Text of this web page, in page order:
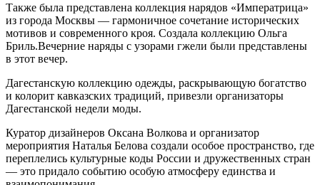
Также была представлена коллекция нарядов «Императрица»
из города Москвы — гармоничное сочетание исторических
мотивов и современного кроя. Создала коллекцию Ольга
Бриль.Вечерние наряды с узорами гжели были представлены
в этот вечер.
Дагестанскую коллекцию одежды, раскрывающую богатство
и колорит кавказских традиций, привезли организаторы
Дагестанской недели моды.
Куратор дизайнеров Оксана Волкова и организатор
мероприятия Наталья Белова создали особое пространство, где
переплелись культурные коды России и дружественных стран
— это придало событию особую атмосферу единства и